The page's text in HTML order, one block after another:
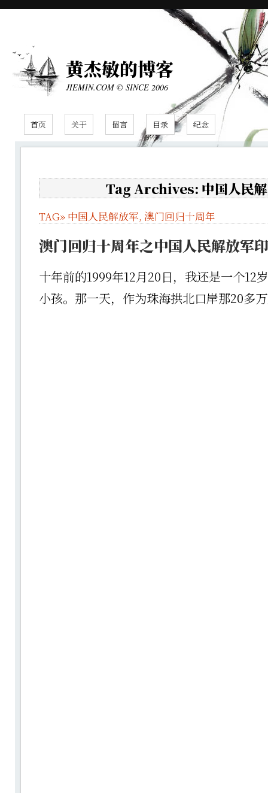
黄杰敏的博客
JIEMIN.COM © SINCE 2006
首页 关于 留言 目录 纪念
Tag Archives: 中国人民
TAG» 中国人民解放军, 澳门回归十周年
澳门回归十周年之中国人民解放军
十年前的1999年12月20日，我还是一个12
小孩。那一天，作为珠海拱北口岸那20多